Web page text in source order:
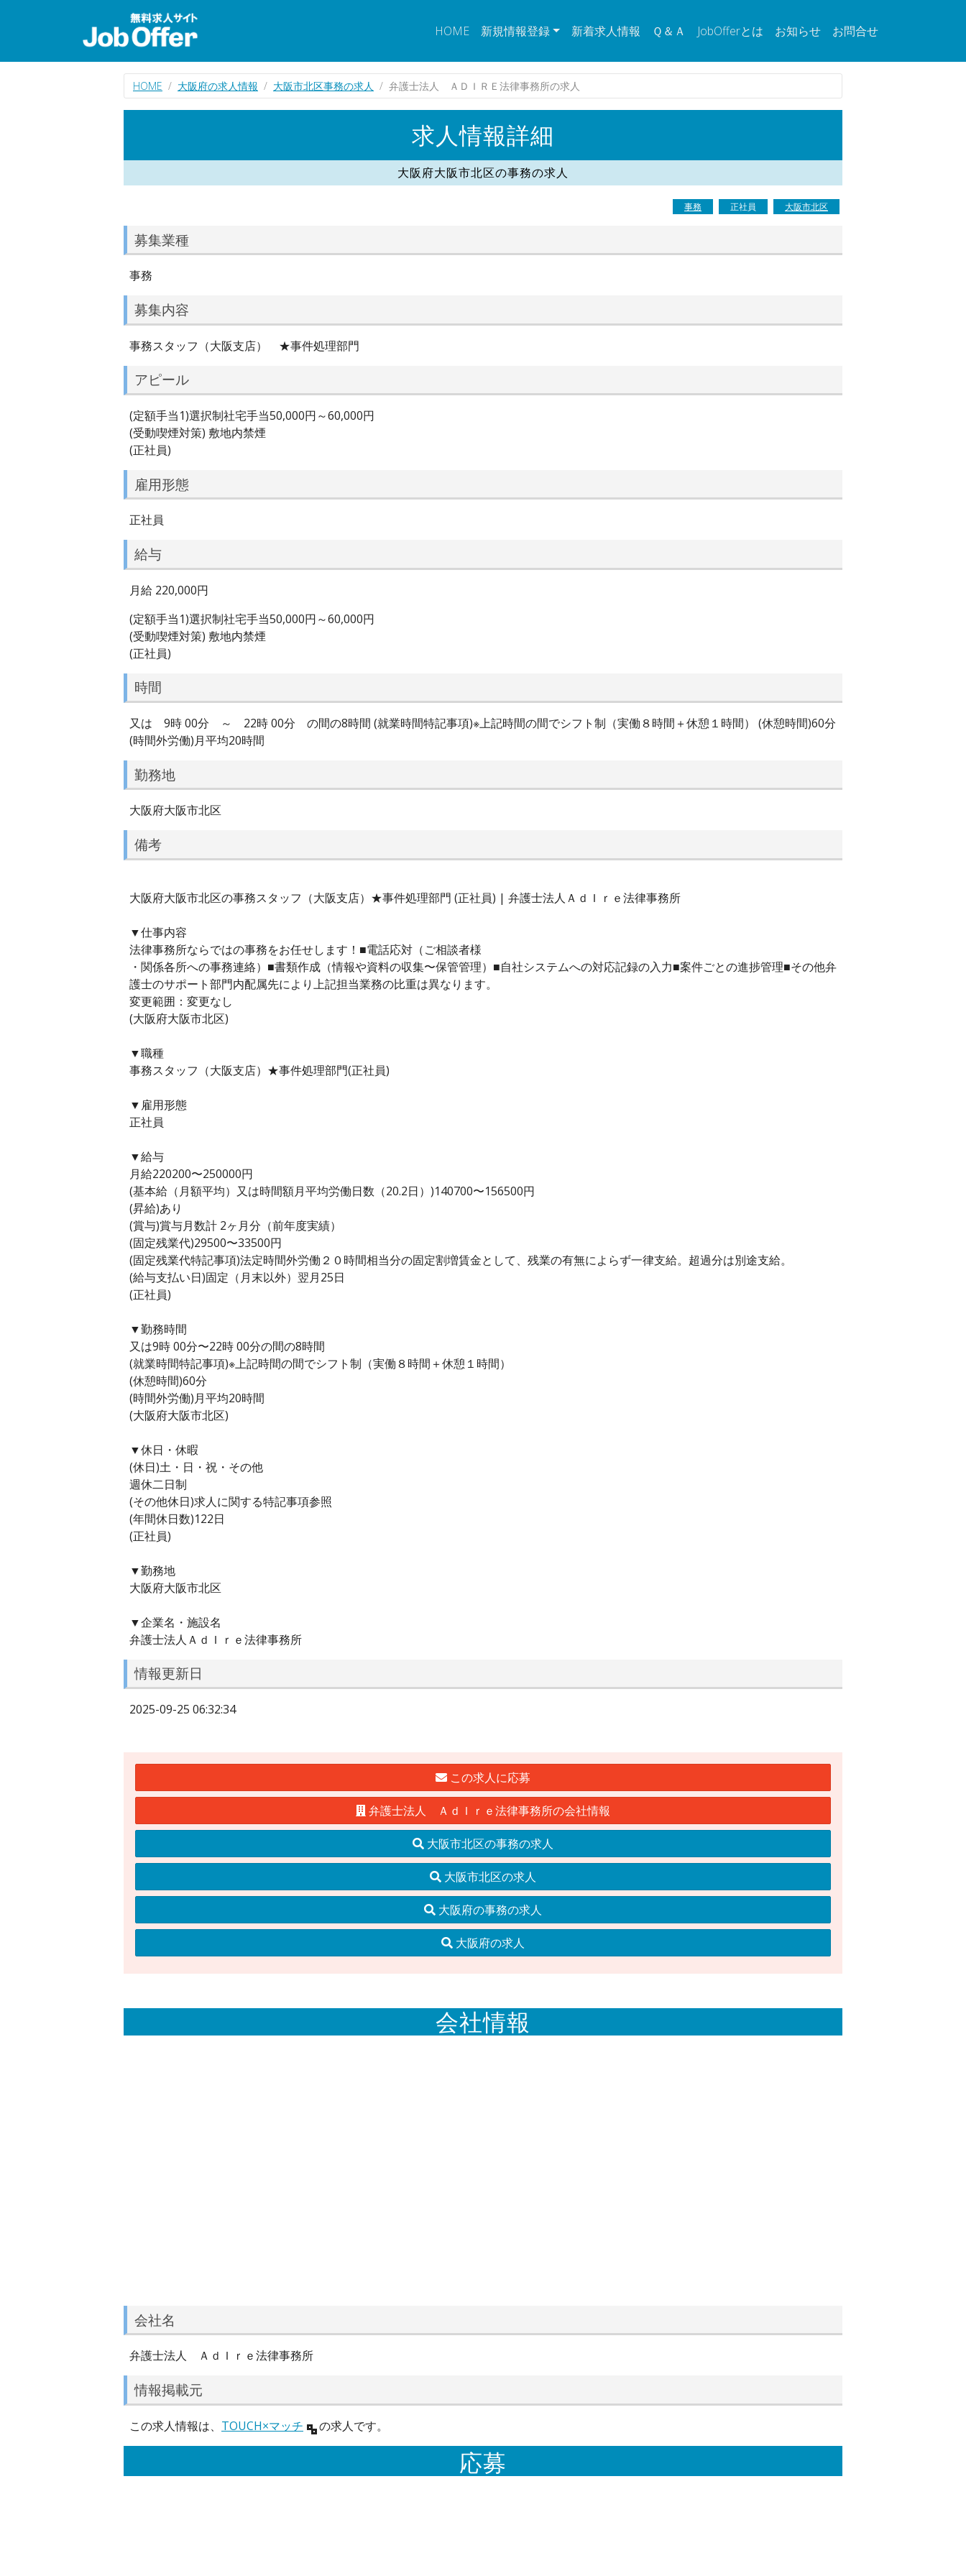
HOME 新規情報登録 新着求人情報 Ｑ＆Ａ JobOfferとは お知らせ お問合せ
HOME 大阪府の求人情報 大阪市北区事務の求人 弁護士法人 ＡＤＩＲＥ法律事務所の求人
求人情報詳細
大阪府大阪市北区の事務の求人
事務 正社員 大阪市北区
募集業種
事務
募集内容
事務スタッフ（大阪支店） ★事件処理部門
アピール
(定額手当1)選択制社宅手当50,000円～60,000円
(受動喫煙対策) 敷地内禁煙
(正社員)
雇用形態
正社員
給与
月給 220,000円
(定額手当1)選択制社宅手当50,000円～60,000円
(受動喫煙対策) 敷地内禁煙
(正社員)
時間
又は 9時 00分 ～ 22時 00分 の間の8時間 (就業時間特記事項)※上記時間の間でシフト制（実働８時間＋休憩１時間） (休憩時間)60分
(時間外労働)月平均20時間
勤務地
大阪府大阪市北区
備考
大阪府大阪市北区の事務スタッフ（大阪支店）★事件処理部門 (正社員) | 弁護士法人ＡｄＩｒｅ法律事務所
▼仕事内容
法律事務所ならではの事務をお任せします！■電話応対（ご相談者様
・関係各所への事務連絡）■書類作成（情報や資料の収集〜保管管理）■自社システムへの対応記録の入力■案件ごとの進捗管理■その他弁
護士のサポート部門内配属先により上記担当業務の比重は異なります。
変更範囲：変更なし
(大阪府大阪市北区)
▼職種
事務スタッフ（大阪支店）★事件処理部門(正社員)
▼雇用形態
正社員
▼給与
月給220200〜250000円
(基本給（月額平均）又は時間額月平均労働日数（20.2日）)140700〜156500円
(昇給)あり
(賞与)賞与月数計 2ヶ月分（前年度実績）
(固定残業代)29500〜33500円
(固定残業代特記事項)法定時間外労働２０時間相当分の固定割増賃金として、残業の有無によらず一律支給。超過分は別途支給。
(給与支払い日)固定（月末以外）翌月25日
(正社員)
▼勤務時間
又は9時 00分〜22時 00分の間の8時間
(就業時間特記事項)※上記時間の間でシフト制（実働８時間＋休憩１時間）
(休憩時間)60分
(時間外労働)月平均20時間
(大阪府大阪市北区)
▼休日・休暇
(休日)土・日・祝・その他
週休二日制
(その他休日)求人に関する特記事項参照
(年間休日数)122日
(正社員)
▼勤務地
大阪府大阪市北区
▼企業名・施設名
弁護士法人ＡｄＩｒｅ法律事務所
情報更新日
2025-09-25 06:32:34
この求人に応募
弁護士法人 ＡｄＩｒｅ法律事務所の会社情報
大阪市北区の事務の求人
大阪市北区の求人
大阪府の事務の求人
大阪府の求人
会社情報
会社名
弁護士法人 ＡｄＩｒｅ法律事務所
情報掲載元
この求人情報は、 TOUCH×マッチ の求人です。
応募